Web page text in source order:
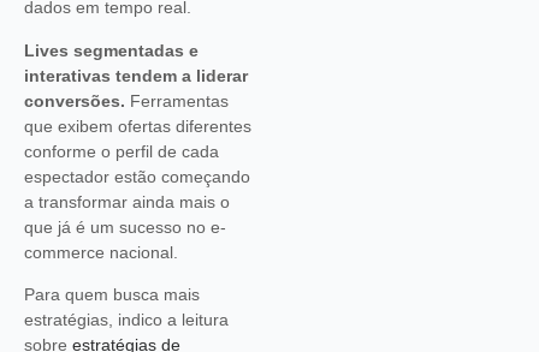
dados em tempo real.
Lives segmentadas e
interativas tendem a liderar
conversões. Ferramentas
que exibem ofertas diferentes
conforme o perfil de cada
espectador estão começando
a transformar ainda mais o
que já é um sucesso no e-
commerce nacional.
Para quem busca mais
estratégias, indico a leitura
sobre estratégias de